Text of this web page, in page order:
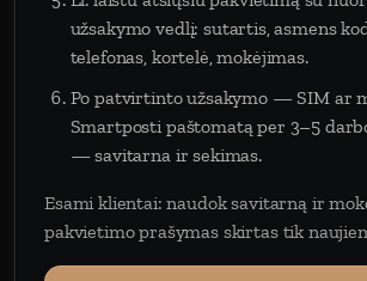
užsakymo vedlį: sutartis, asmens
telefonas, kortelė, mokėjimas.
Po patvirtinto užsakymo — SIM ar
Smartposti paštomatą per 3–5
— savitarna ir sekimas.
Esami klientai: naudok savitarną ir
pakvietimo prašymas skirtas tik